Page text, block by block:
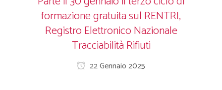
formazione gratuita sul RENTRI,
Registro Elettronico Nazionale
Tracciabilità Rifiuti
22 Gennaio 2025